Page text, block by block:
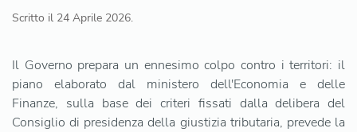
Scritto il 24 Aprile 2026.
Il Governo prepara un ennesimo colpo contro i territori: il
piano elaborato dal ministero dell'Economia e delle
Finanze, sulla base dei criteri fissati dalla delibera del
Consiglio di presidenza della giustizia tributaria, prevede la